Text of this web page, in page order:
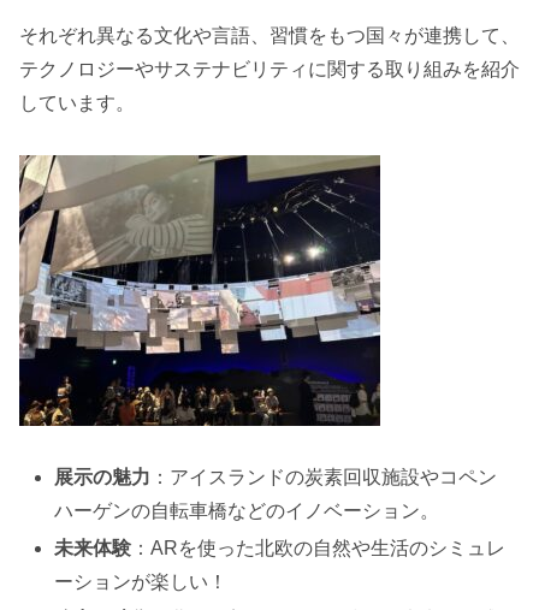
それぞれ異なる文化や言語、習慣をもつ国々が連携して、
テクノロジーやサステナビリティに関する取り組みを紹介
しています。
展示の魅力 ：アイスランドの炭素回収施設やコペン
ハーゲンの自転車橋などのイノベーション。
未来体験 ：ARを使った北欧の自然や生活のシミュレ
ーションが楽しい！